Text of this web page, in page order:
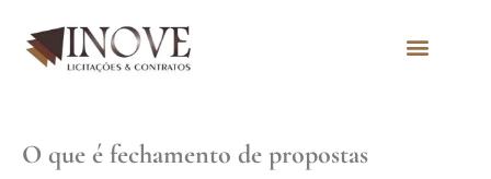
O que é fechamento de propostas